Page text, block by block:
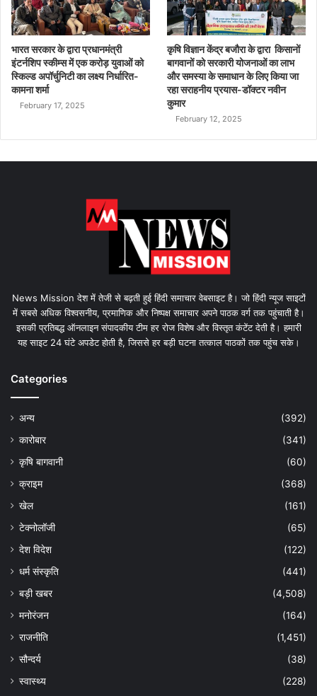
भारत सरकार के द्वारा प्रधानमंत्री
इंटर्नशिप स्कीम्स में एक करोड़ युवाओं को
स्किल्ड अपॉर्चुनिटी का लक्ष्य निर्धारित-
कामना शर्मा
February 17, 2025
कृषि विज्ञान केंद्र बजौरा के द्वारा किसानों
बागवानों को सरकारी योजनाओं का लाभ
और समस्या के समाधान के लिए किया जा
रहा सराहनीय प्रयास-डॉक्टर नवीन
कुमार
February 12, 2025
News Mission देश में तेजी से बढ़ती हुई हिंदी समाचार वेबसाइट है। जो हिंदी न्यूज साइटों
में सबसे अधिक विश्वसनीय, प्रमाणिक और निष्पक्ष समाचार अपने पाठक वर्ग तक पहुंचाती है।
इसकी प्रतिबद्ध ऑनलाइन संपादकीय टीम हर रोज विशेष और विस्तृत कंटेंट देती है। हमारी
यह साइट 24 घंटे अपडेट होती है, जिससे हर बड़ी घटना तत्काल पाठकों तक पहुंच सके।
Categories
अन्य
(392)
कारोबार
(341)
कृषि बागवानी
(60)
क्राइम
(368)
खेल
(161)
टेक्नोलॉजी
(65)
देश विदेश
(122)
धर्म संस्कृति
(441)
बड़ी खबर
(4,508)
मनोरंजन
(164)
राजनीति
(1,451)
सौन्दर्य
(38)
स्वास्थ्य
(228)